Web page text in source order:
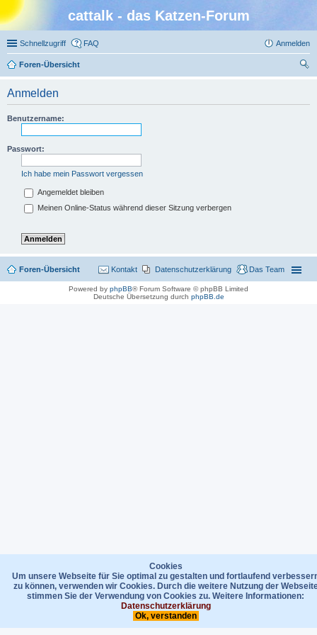
cattalk - das Katzen-Forum
Schnellzugriff FAQ Anmelden
Foren-Übersicht
Anmelden
Benutzername:
Passwort:
Ich habe mein Passwort vergessen
Angemeldet bleiben
Meinen Online-Status während dieser Sitzung verbergen
Cookies
Um unsere Webseite für Sie optimal zu gestalten und fortlaufend
zu können, verwenden wir Cookies. Durch die weitere Nutzung der
stimmen Sie der Verwendung von Cookies zu. Weitere Informationen:
Datenschutzerklärung
Ok, verstanden
Foren-Übersicht Das Team
Datenschutzerklärung
Kontakt
Powered by phpBB® Forum Software © phpBB Limited
Deutsche Übersetzung durch phpBB.de